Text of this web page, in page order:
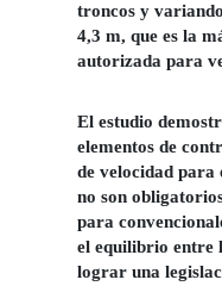
troncos y
4,3 m, que es la
autorizada para
El estudio
elementos de
de velocidad para
no son
para
el equilibrio entre
lograr una